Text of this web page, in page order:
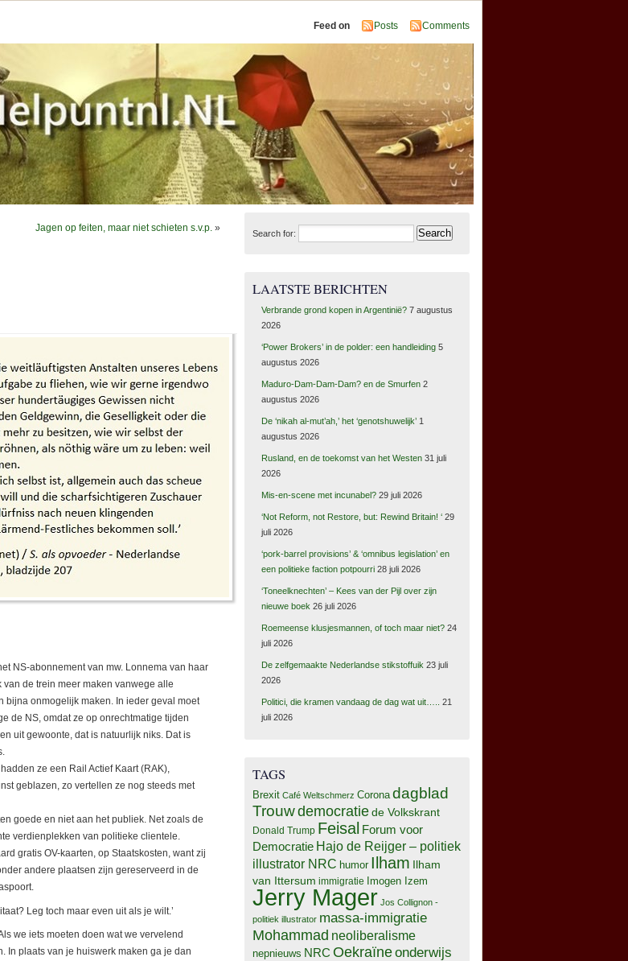
Feed on Posts Comments
Jagen op feiten, maar niet schieten s.v.p. »
NS-abonnement van mw. Lonnema van haar
de trein meer maken vanwege alle
bijna onmogelijk maken. In ieder geval moet
de NS, omdat ze op onrechtmatige tijden
uit gewoonte, dat is natuurlijk niks. Dat is
ze een Rail Actief Kaart (RAK),
geblazen, zo vertellen ze nog steeds met
goede en niet aan het publiek. Net zoals de
verdienplekken van politieke clientele.
gratis OV-kaarten, op Staatskosten, want zij
andere plaatsen zijn gereserveerd in de
Leg toch maar even uit als je wilt.’
we iets moeten doen wat we vervelend
In plaats van je huiswerk maken ga je dan
Search for:
LAATSTE BERICHTEN
Verbrande grond kopen in Argentinië? 7 augustus
2026
‘Power Brokers’ in de polder: een handleiding 5
augustus 2026
Maduro-Dam-Dam-Dam? en de Smurfen 2
augustus 2026
De ‘nikah al-mut’ah,’ het ‘genotshuwelijk’ 1
augustus 2026
Rusland, en de toekomst van het Westen 31 juli
2026
Mis-en-scene met incunabel? 29 juli 2026
‘Not Reform, not Restore, but: Rewind Britain! ‘ 29
juli 2026
‘pork-barrel provisions’ & ‘omnibus legislation’ en
een politieke faction potpourri 28 juli 2026
‘Toneelknechten’ – Kees van der Pijl over zijn
nieuwe boek 26 juli 2026
Roemeense klusjesmannen, of toch maar niet? 24
juli 2026
De zelfgemaakte Nederlandse stikstoffuik 23 juli
2026
Politici, die kramen vandaag de dag wat uit…..
21
juli 2026
TAGS
Brexit Café Weltschmerz Corona dagblad
Trouwdemocratiede Volkskrant
Donald Trump Feisal Forum voor
Democratie Hajo de Reijger – politiek
illustrator NRC humor Ilham Ilham
van Ittersum immigratie Imogen Izem
Jerry Mager Jos Collignon -
politiek illustrator massa-immigratie
Mohammad neoliberalisme
nepnieuws NRC Oekraïneonderwijs